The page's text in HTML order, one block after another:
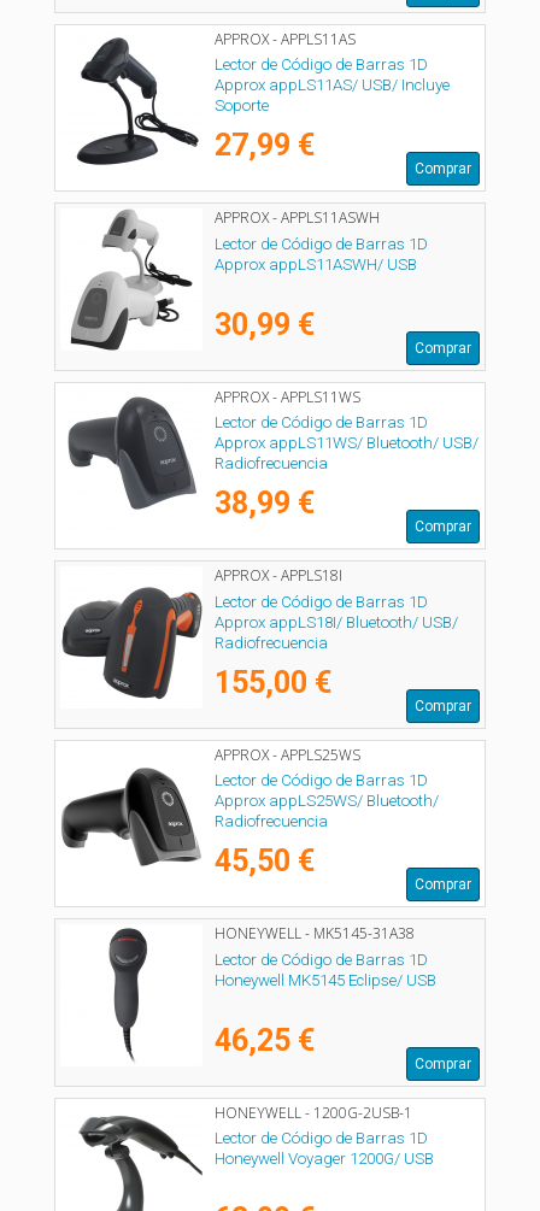
APPROX - APPLS11AS
Lector de Código de Barras 1D
Approx appLS11AS/ USB/ Incluye
Soporte
27,99 €
Comprar
APPROX - APPLS11ASWH
Lector de Código de Barras 1D
Approx appLS11ASWH/ USB
30,99 €
Comprar
APPROX - APPLS11WS
Lector de Código de Barras 1D
Approx appLS11WS/ Bluetooth/ USB/
Radiofrecuencia
38,99 €
Comprar
APPROX - APPLS18I
Lector de Código de Barras 1D
Approx appLS18I/ Bluetooth/ USB/
Radiofrecuencia
155,00 €
Comprar
APPROX - APPLS25WS
Lector de Código de Barras 1D
Approx appLS25WS/ Bluetooth/
Radiofrecuencia
45,50 €
Comprar
HONEYWELL - MK5145-31A38
Lector de Código de Barras 1D
Honeywell MK5145 Eclipse/ USB
46,25 €
Comprar
HONEYWELL - 1200G-2USB-1
Lector de Código de Barras 1D
Honeywell Voyager 1200G/ USB